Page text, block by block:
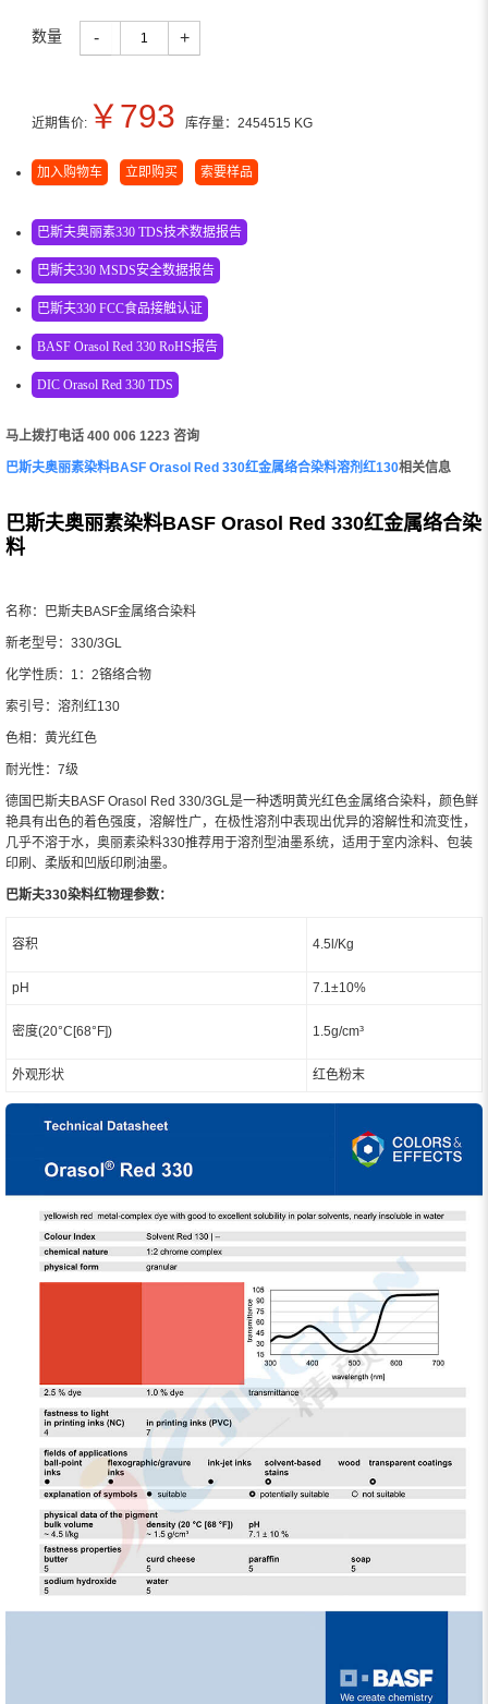
数量 - +
近期售价: ￥793 库存量： 2454515 KG
加入购物车 立即购买 索要样品
巴斯夫奥丽素330 TDS技术数据报告
巴斯夫330 MSDS安全数据报告
巴斯夫330 FCC食品接触认证
BASF Orasol Red 330 RoHS报告
DIC Orasol Red 330 TDS
马上拨打电话 400 006 1223 咨询
巴斯夫奥丽素染料BASF Orasol Red 330红金属络合染料溶剂红130相关信息
巴斯夫奥丽素染料BASF Orasol Red 330红金属络合染
料
名称：巴斯夫BASF金属络合染料
新老型号：330/3GL
化学性质：1：2铬络合物
索引号：溶剂红130
色相：黄光红色
耐光性：7级
德国巴斯夫BASF Orasol Red 330/3GL是一种透明黄光红色金属络合染料，颜色鲜
艳具有出色的着色强度，溶解性广，在极性溶剂中表现出优异的溶解性和流变性，
几乎不溶于水，奥丽素染料330推荐用于溶剂型油墨系统，适用于室内涂料、包装
印刷、柔版和凹版印刷油墨。
巴斯夫330染料红物理参数：
容积 4.5l/Kg
pH 7.1±10%
密度(20°C[68°F]) 1.5g/cm³
外观形状 红色粉末